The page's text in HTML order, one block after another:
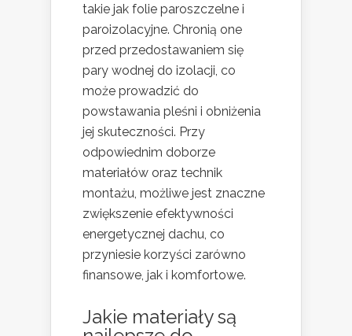
takie jak folie paroszczelne i
paroizolacyjne. Chronią one
przed przedostawaniem się
pary wodnej do izolacji, co
może prowadzić do
powstawania pleśni i obniżenia
jej skuteczności. Przy
odpowiednim doborze
materiałów oraz technik
montażu, możliwe jest znaczne
zwiększenie efektywności
energetycznej dachu, co
przyniesie korzyści zarówno
finansowe, jak i komfortowe.
Jakie materiały są